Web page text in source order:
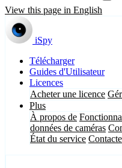
View this page in English
iSpy
Télécharger
Guides d'Utilisateur
Licences
Acheter une licence
Plus
À propos de
données de caméras
État du service